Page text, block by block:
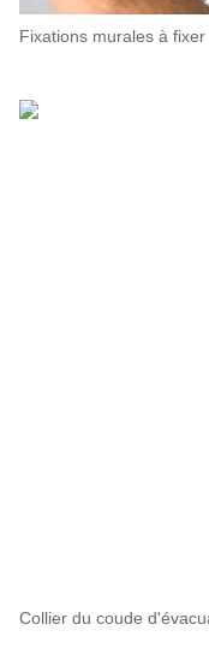
Fixations murales à
Collier du coude